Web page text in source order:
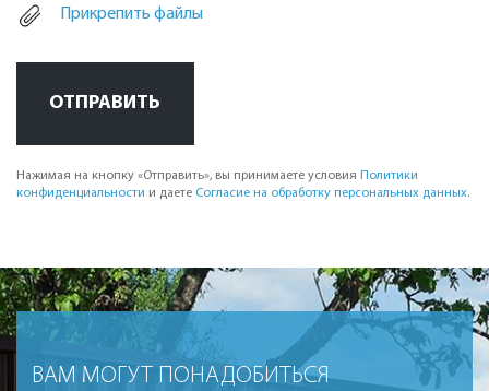
Прикрепить файлы
ОТПРАВИТЬ
Нажимая на кнопку «Отправить», вы принимаете условия Политики
конфиденциальности и даете Согласие на обработку персональных данных.
ВАМ МОГУТ ПОНАДОБИТЬСЯ